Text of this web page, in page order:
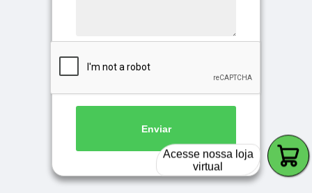
Enviar
Acesse nossa loja
virtual